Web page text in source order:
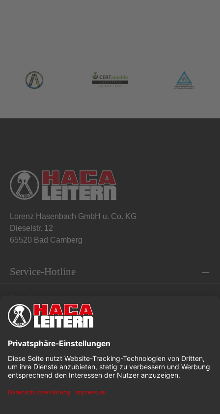
Lorenz Hasenbach GmbH u. Co. KG
Dieselstr. 12
65520 Bad Camberg
Service-Hotline
Service
Informationen
* Alle Preise exkl. gesetzl. Mehrwertsteuer